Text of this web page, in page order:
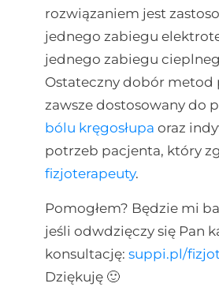
rozwiązaniem jest
jednego zabiegu
jednego zabiegu
Ostateczny dobór metod
zawsze dostosowany do
bólu kręgosłupa oraz
potrzeb pacjenta, który
fizjoterapeuty.
Pomogłem? Będzie mi
jeśli odwdzięczy się Pan
konsultację: suppi.pl/
Dziękuję 🙂